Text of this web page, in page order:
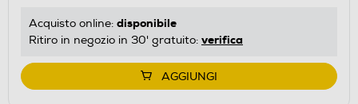
Acquisto online: disponibile
Ritiro in negozio in 30' gratuito: verifica
AGGIUNGI